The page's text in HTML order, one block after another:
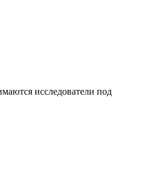
исследователи под